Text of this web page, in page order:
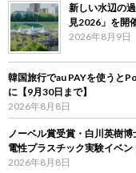
新しい水辺の
見2026」を開
2026年8月9日
韓国旅行でau PAYを使うと
に【9月30日まで】
2026年8月8日
ノーベル賞受賞・白川英樹
電性プラスチック実験イベン
2026年8月8日